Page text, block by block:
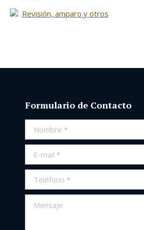
Revisión, amparo y otros
Formulario de Contacto
Nombre *
E-mail *
Teléfono *
Mensaje